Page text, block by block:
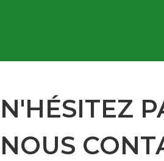
N'HÉSITEZ
NOUS